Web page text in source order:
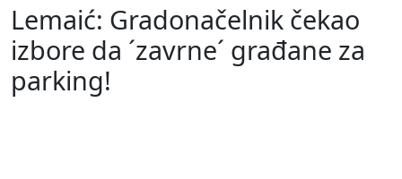
Lemaić: Gradonačelnik čekao
izbore da ´zavrne´ građane za
parking!